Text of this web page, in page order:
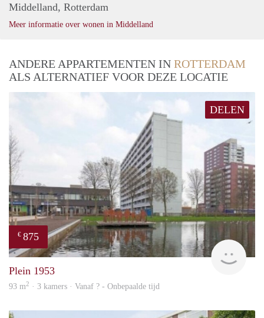
Middelland, Rotterdam
Meer informatie over wonen in Middelland
ANDERE APPARTEMENTEN IN ROTTERDAM
ALS ALTERNATIEF VOOR DEZE LOCATIE
DELEN
€ 875
Plein 1953
93 m2 · 3 kamers · Vanaf ? - Onbepaalde tijd